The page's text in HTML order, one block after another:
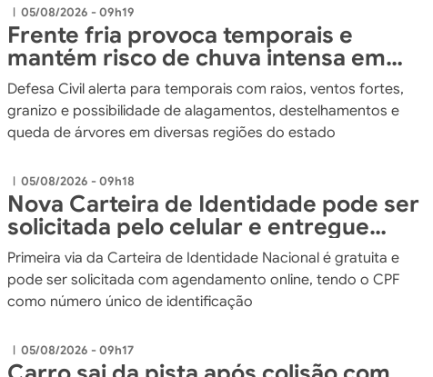
| 05/08/2026 - 09h19
Frente fria provoca temporais e
mantém risco de chuva intensa em
Santa Catarina até o fim de semana
Defesa Civil alerta para temporais com raios, ventos fortes,
granizo e possibilidade de alagamentos, destelhamentos e
queda de árvores em diversas regiões do estado
| 05/08/2026 - 09h18
Nova Carteira de Identidade pode ser
solicitada pelo celular e entregue
pelos Correios
Primeira via da Carteira de Identidade Nacional é gratuita e
pode ser solicitada com agendamento online, tendo o CPF
como número único de identificação
| 05/08/2026 - 09h17